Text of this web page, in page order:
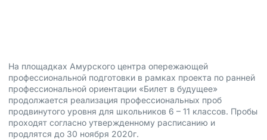
На площадках Амурского центра опережающей
профессиональной подготовки в рамках проекта по ранней
профессиональной ориентации «Билет в будущее»
продолжается реализация профессиональных проб
продвинутого уровня для школьников 6 – 11 классов. Пробы
проходят согласно утвержденному расписанию и
продлятся до 30 ноября 2020г.